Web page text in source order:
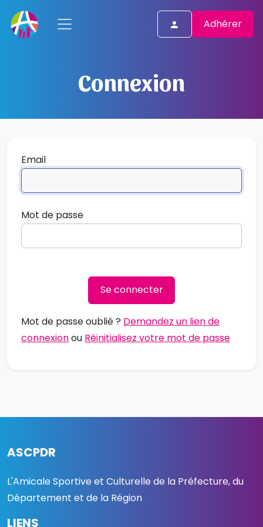
Adhérer
Connexion
Email
Mot de passe
Se connecter
Mot de passe oublié ? Demandez un lien de
connexionou Réinitialisez votre mot de passe
ASCPDR
L'Amicale Sportive et Culturelle de la Préfecture, du
Département et de la Région
LIENS